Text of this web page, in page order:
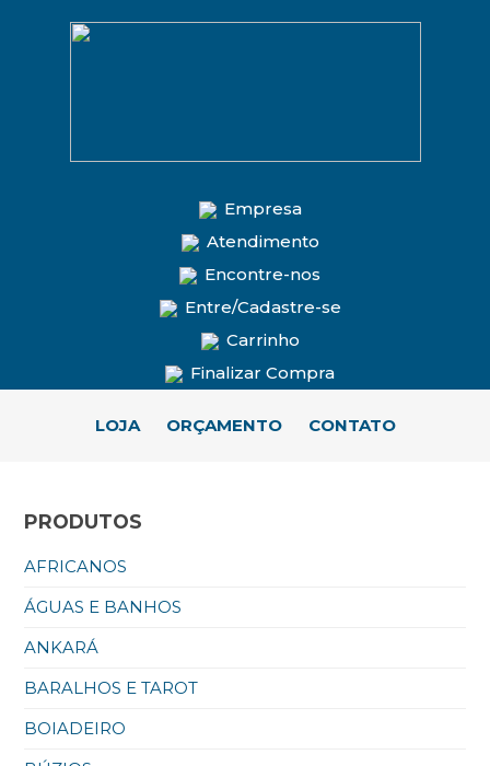
Empresa
Atendimento
Encontre-nos
Entre/Cadastre-se
Carrinho
Finalizar Compra
LOJA ORÇAMENTO CONTATO
PRODUTOS
AFRICANOS
ÁGUAS E BANHOS
ANKARÁ
BARALHOS E TAROT
BOIADEIRO